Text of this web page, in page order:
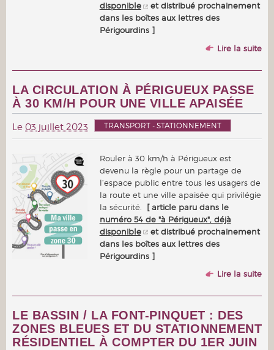
disponible
et distribué prochainement
dans les boîtes aux lettres des
Périgourdins ]
Lire la suite
LA CIRCULATION À PÉRIGUEUX PASSE
À 30 KM/H POUR UNE VILLE APAISÉE
Le 03 juillet 2023 TRANSPORT - STATIONNEMENT
Rouler à 30 km/h à Périgueux est
devenu la règle pour un partage de
l’espace public entre tous les usagers de
la route et une ville apaisée qui privilégie
la sécurité.
[ article paru dans le
numéro 54 de "à Périgueux", déjà
disponible
et distribué prochainement
dans les boîtes aux lettres des
Périgourdins ]
Lire la suite
LE BASSIN / LA FONT-PINQUET : DES
ZONES BLEUES ET DU STATIONNEMENT
RÉSIDENTIEL À COMPTER DU 1ER JUIN